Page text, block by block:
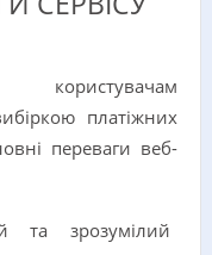
користувачам
платіжних
переваги веб-
та зрозумілий